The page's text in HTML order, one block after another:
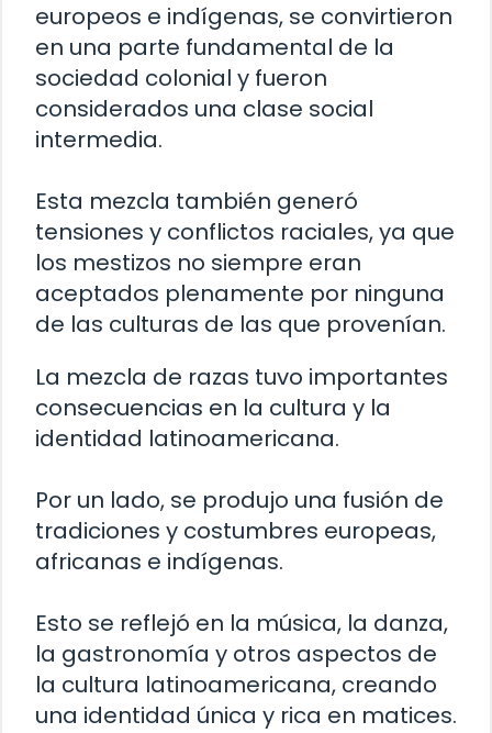
europeos e indígenas, se convirtieron
en una parte fundamental de la
sociedad colonial y fueron
considerados una clase social
intermedia.
Esta mezcla también generó
tensiones y conflictos raciales, ya que
los mestizos no siempre eran
aceptados plenamente por ninguna
de las culturas de las que provenían.
La mezcla de razas tuvo importantes
consecuencias en la cultura y la
identidad latinoamericana.
Por un lado, se produjo una fusión de
tradiciones y costumbres europeas,
africanas e indígenas.
Esto se reflejó en la música, la danza,
la gastronomía y otros aspectos de
la cultura latinoamericana, creando
una identidad única y rica en matices.